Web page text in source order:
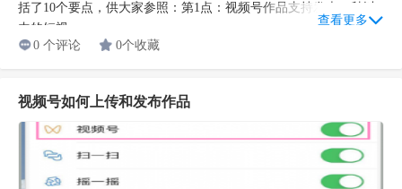
括了10个要点，供大家参照：第1点：视频号作品支持发表60秒以
内的短视...
查看更多
0 个评论
0个收藏
视频号如何上传和发布作品